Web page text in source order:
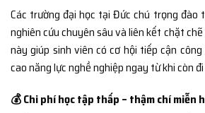
Các trường đại học tại Đức chú trọng đào
nghiên cứu chuyên sâu và liên kết chặt
này giúp sinh viên có cơ hội tiếp cận
cao năng lực nghề nghiệp ngay từ khi còn
💰 Chi phí học tập thấp – thậm chí miễn